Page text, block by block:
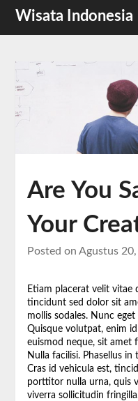
SkipWisata Indonesia
Are You
Your
Posted on Agustus
Etiam placerat velit vitae
tincidunt sed dolor sit
mollis sodales. Nunc
Quisque volutpat, enim
euismod neque, sit
Nulla facilisi. Phasellus
Cras id vehicula est,
porttitor nulla urna, quis
viverra sollicitudin